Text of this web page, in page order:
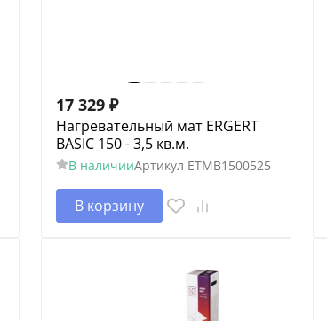
17 329 ₽
Нагревательный мат ERGERT
BASIC 150 - 3,5 кв.м.
В наличииАртикул ETMB1500525
В корзину